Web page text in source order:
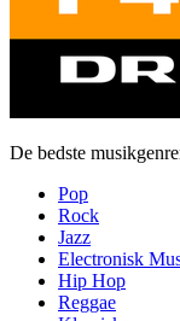
De bedste
Pop
Rock
Jazz
Electronisk
Hip Hop
Reggae